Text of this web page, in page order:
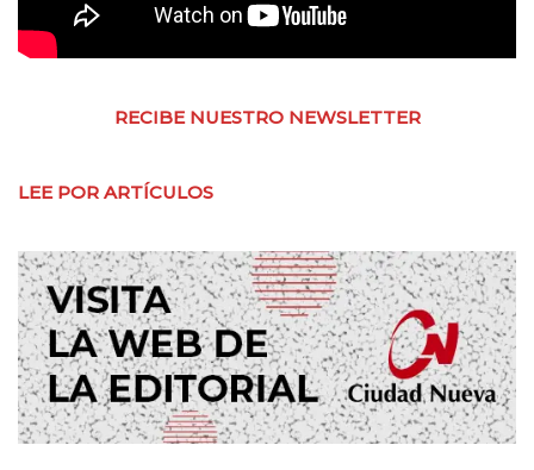
RECIBE NUESTRO NEWSLETTER
LEE POR ARTÍCULOS